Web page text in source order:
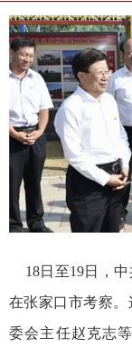
18日至19日，
在张家口市考察
委会主任赵克志